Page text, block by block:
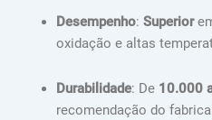
Desempenho: Superior
oxidação e altas
Durabilidade: De 10.000
recomendação do